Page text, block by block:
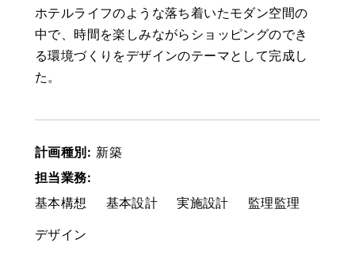
ホテルライフのような落ち着いたモダン空間の
中で、時間を楽しみながらショッピングのでき
る環境づくりをデザインのテーマとして完成し
た。
計画種別ㅤ:ㅤ 新築
担当業務ㅤ:ㅤ
基本構想
基本設計 実施設計
監理監理
デザイン